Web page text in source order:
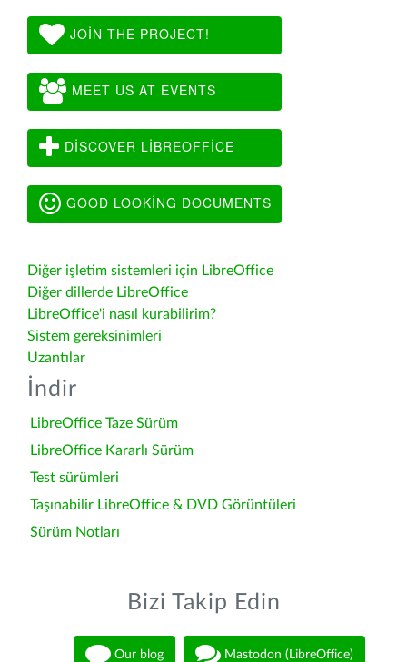
JOIN THE PROJECT!
MEET US AT EVENTS
DISCOVER LIBREOFFICE
GOOD LOOKING DOCUMENTS
Diğer işletim sistemleri için LibreOffice
Diğer dillerde LibreOffice
LibreOffice'i nasıl kurabilirim?
Sistem gereksinimleri
Uzantılar
İndir
LibreOffice Taze Sürüm
LibreOffice Kararlı Sürüm
Test sürümleri
Taşınabilir LibreOffice & DVD Görüntüleri
Sürüm Notları
Bizi Takip Edin
Our blog Mastodon (LibreOffice)